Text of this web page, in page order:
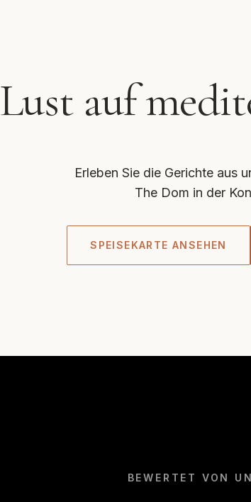
Lust auf
Erleben Sie die Gerichte aus
The Dom in der
SPEISEKARTE ANSEHEN
BEWERTET VON